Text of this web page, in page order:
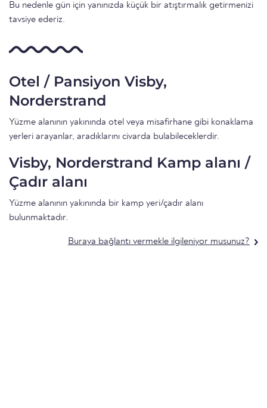
Bu nedenle gün için yanınızda küçük bir atıştırmalık getirmenizi
tavsiye ederiz.
Otel / Pansiyon Visby,
Norderstrand
Yüzme alanının yakınında otel veya misafirhane gibi konaklama
yerleri arayanlar, aradıklarını civarda bulabileceklerdir.
Visby, Norderstrand Kamp alanı /
Çadır alanı
Yüzme alanının yakınında bir kamp yeri/çadır alanı
bulunmaktadır.
Buraya bağlantı vermekle ilgileniyor musunuz?